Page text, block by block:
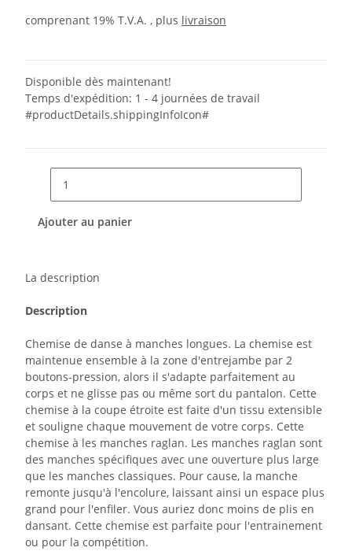
comprenant 19% T.V.A. , plus livraison
Disponible dès maintenant!
Temps d'expédition: 1 - 4 journées de travail
#productDetails.shippingInfoIcon#
Ajouter au panier
La description
Description
Chemise de danse à manches longues. La chemise est
maintenue ensemble à la zone d'entrejambe par 2
boutons-pression, alors il s'adapte parfaitement au
corps et ne glisse pas ou même sort du pantalon. Cette
chemise à la coupe étroite est faite d'un tissu extensible
et souligne chaque mouvement de votre corps. Cette
chemise à les manches raglan. Les manches raglan sont
des manches spécifiques avec une ouverture plus large
que les manches classiques. Pour cause, la manche
remonte jusqu'à l'encolure, laissant ainsi un espace plus
grand pour l'enfiler. Vous auriez donc moins de plis en
dansant. Cette chemise est parfaite pour l'entrainement
ou pour la compétition.